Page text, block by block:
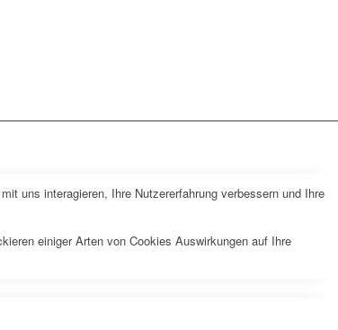
uns interagieren, Ihre Nutzererfahrung verbessern und Ihre
einiger Arten von Cookies Auswirkungen auf Ihre